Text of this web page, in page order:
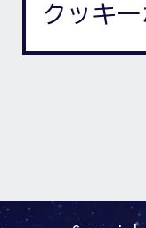
クッキ